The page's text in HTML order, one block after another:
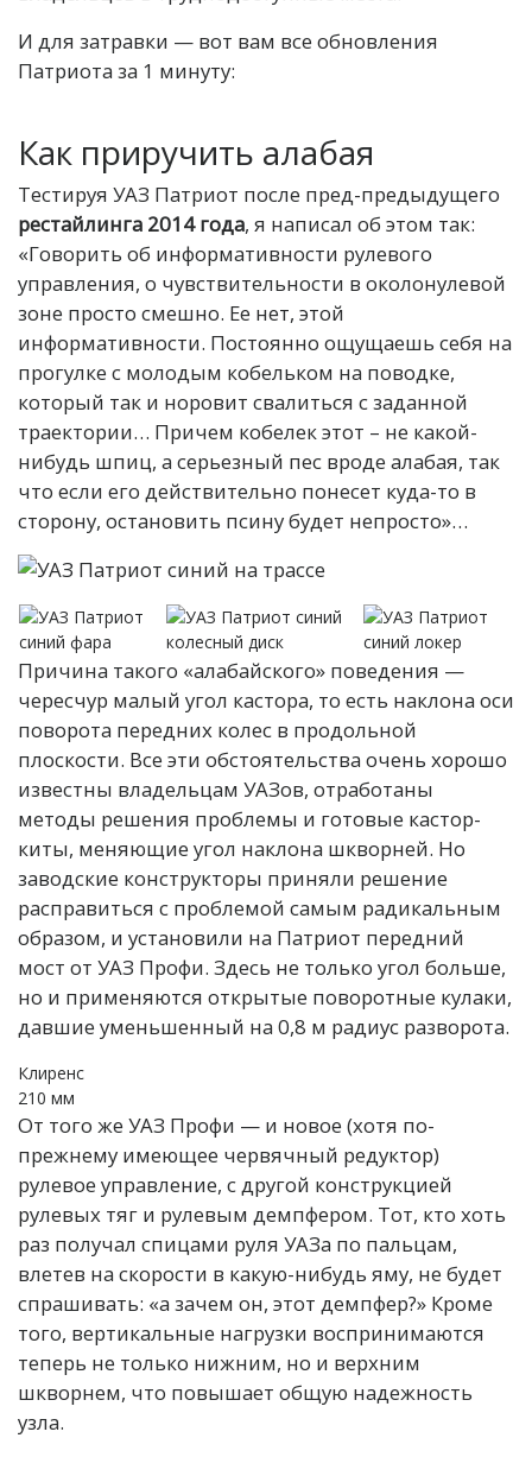
И для затравки — вот вам все обновления
Патриота за 1 минуту:
Как приручить алабая
Тестируя УАЗ Патриот после пред-предыдущего
рестайлинга 2014 года, я написал об этом так:
«Говорить об информативности рулевого
управления, о чувствительности в околонулевой
зоне просто смешно. Ее нет, этой
информативности. Постоянно ощущаешь себя на
прогулке с молодым кобельком на поводке,
который так и норовит свалиться с заданной
траектории… Причем кобелек этот – не какой-
нибудь шпиц, а серьезный пес вроде алабая, так
что если его действительно понесет куда-то в
сторону, остановить псину будет непросто»…
Причина такого «алабайского» поведения —
чересчур малый угол кастора, то есть наклона оси
поворота передних колес в продольной
плоскости. Все эти обстоятельства очень хорошо
известны владельцам УАЗов, отработаны
методы решения проблемы и готовые кастор-
киты, меняющие угол наклона шкворней. Но
заводские конструкторы приняли решение
расправиться с проблемой самым радикальным
образом, и установили на Патриот передний
мост от УАЗ Профи. Здесь не только угол больше,
но и применяются открытые поворотные кулаки,
давшие уменьшенный на 0,8 м радиус разворота.
Клиренс
210 мм
От того же УАЗ Профи — и новое (хотя по-
прежнему имеющее червячный редуктор)
рулевое управление, с другой конструкцией
рулевых тяг и рулевым демпфером. Тот, кто хоть
раз получал спицами руля УАЗа по пальцам,
влетев на скорости в какую-нибудь яму, не будет
спрашивать: «а зачем он, этот демпфер?» Кроме
того, вертикальные нагрузки воспринимаются
теперь не только нижним, но и верхним
шкворнем, что повышает общую надежность
узла.